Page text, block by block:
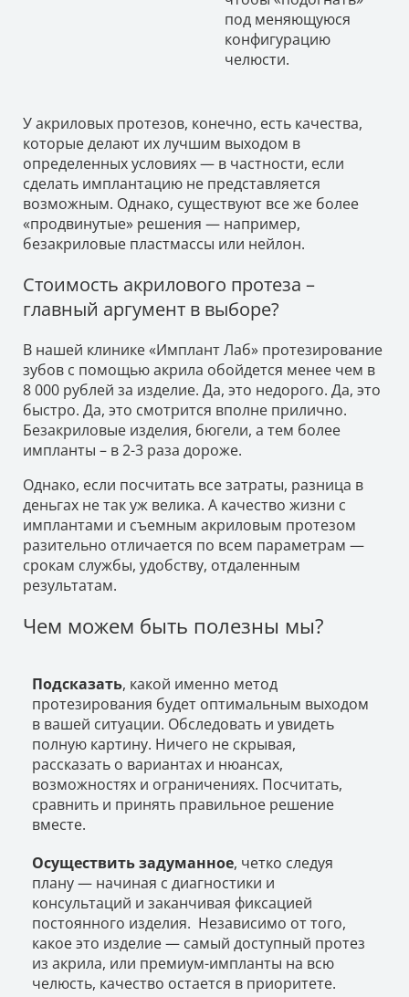
под меняющуюся
конфигурацию
челюсти.
У акриловых протезов, конечно, есть качества,
которые делают их лучшим выходом в
определенных условиях — в частности, если
сделать имплантацию не представляется
возможным. Однако, существуют все же более
«продвинутые» решения — например,
безакриловые пластмассы или нейлон.
Стоимость акрилового протеза –
главный аргумент в выборе?
В нашей клинике «Имплант Лаб» протезирование
зубов с помощью акрила обойдется менее чем в
8 000 рублей за изделие. Да, это недорого. Да, это
быстро. Да, это смотрится вполне прилично.
Безакриловые изделия, бюгели, а тем более
импланты – в 2-3 раза дороже.
Однако, если посчитать все затраты, разница в
деньгах не так уж велика. А качество жизни с
имплантами и съемным акриловым протезом
разительно отличается по всем параметрам —
срокам службы, удобству, отдаленным
результатам.
Чем можем быть полезны мы?
Подсказать, какой именно метод
протезирования будет оптимальным выходом
в вашей ситуации. Обследовать и увидеть
полную картину. Ничего не скрывая,
рассказать о вариантах и нюансах,
возможностях и ограничениях. Посчитать,
сравнить и принять правильное решение
вместе.
Осуществить задуманное, четко следуя
плану — начиная с диагностики и
консультаций и заканчивая фиксацией
постоянного изделия. Независимо от того,
какое это изделие — самый доступный протез
из акрила, или премиум-импланты на всю
челюсть, качество остается в приоритете.